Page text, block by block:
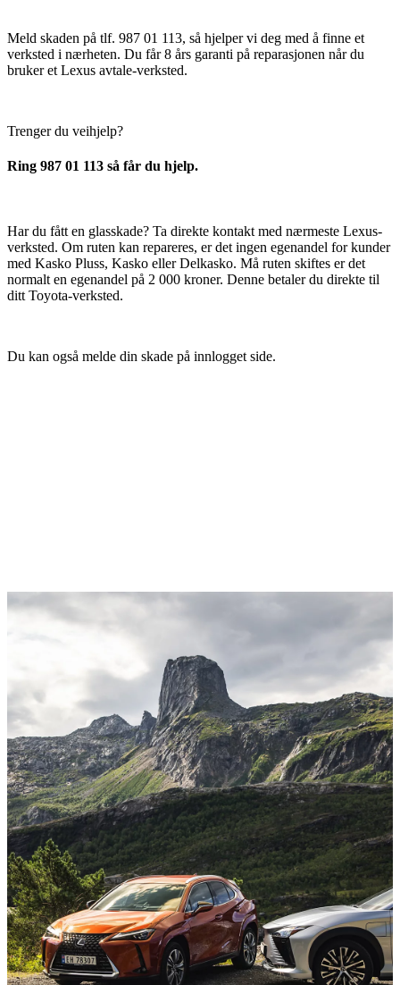
Meld skaden på tlf. 987 01 113, så hjelper vi deg med å finne et
verksted i nærheten. Du får 8 års garanti på reparasjonen når du
bruker et Lexus avtale-verksted.
Trenger du veihjelp?
Ring 987 01 113 så får du hjelp.
Har du fått en glasskade? Ta direkte kontakt med nærmeste Lexus-
verksted. Om ruten kan repareres, er det ingen egenandel for kunder
med Kasko Pluss, Kasko eller Delkasko. Må ruten skiftes er det
normalt en egenandel på 2 000 kroner. Denne betaler du direkte til
ditt Toyota-verksted.
Du kan også melde din skade på innlogget side.